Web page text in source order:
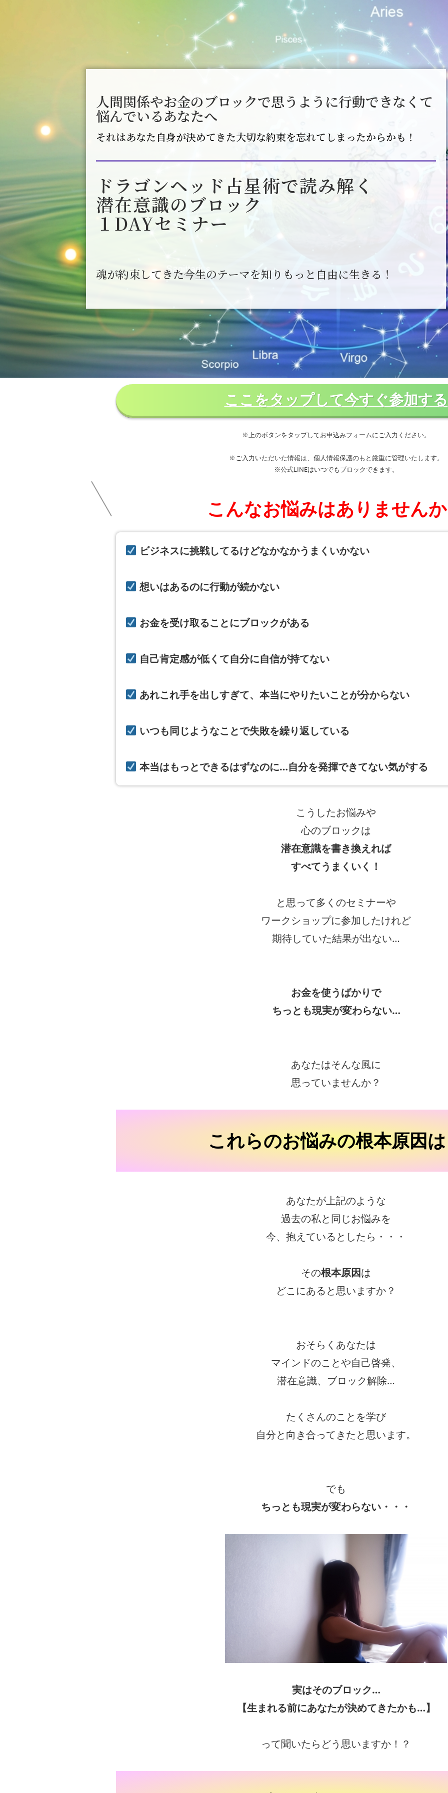
人間関係やお金のブロックで思うように行動できなくて
悩んでいるあなたへ
それはあなた自身が決めてきた大切な約束を忘れてしまったからかも！
ドラゴンヘッド占星術で読み解く
潜在意識のブロック
１DAYセミナー
魂が約束してきた今生のテーマを知りもっと自由に生きる！
ここをタップして今すぐ参加する
※上のボタンをタップしてお申込みフォームにご入力ください。
※ご入力いただいた情報は、個人情報保護のもと厳重に管理いたします。
※公式LINEはいつでもブロックできます。
こんなお悩みはありません
ビジネスに挑戦してるけどなかなかうまくいかない
想いはあるのに行動が続かない
お金を受け取ることにブロックがある
自己肯定感が低くて自分に自信が持てない
あれこれ手を出しすぎて、本当にやりたいことが分からない
いつも同じようなことで失敗を繰り返している
本当はもっとできるはずなのに…自分を発揮できてない気がする
こうしたお悩みや
心のブロックは
潜在意識を書き換えれば
すべてうまくいく！
と思って多くのセミナーや
ワークショップに参加したけれど
期待していた結果が出ない…
お金を使うばかりで
ちっとも現実が変わらない…
あなたはそんな風に
思っていませんか？
これらのお悩みの根本原因
あなたが上記のような
過去の私と同じお悩みを
今、抱えているとしたら・・・
その根本原因は
どこにあると思いますか？
おそらくあなたは
マインドのことや自己啓発、
潜在意識、ブロック解除…
たくさんのことを学び
自分と向き合ってきたと思います。
でも
ちっとも現実が変わらない・・・
実はそのブロック…
【生まれる前にあなたが決めてきたかも…】
って聞いたらどう思いますか！？